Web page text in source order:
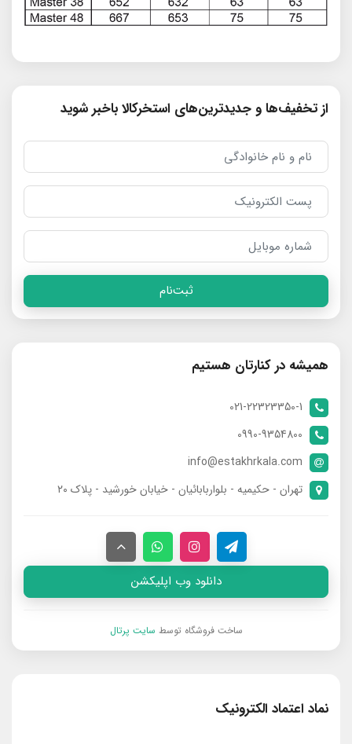
از تخفیف‌ها و جدیدترین‌های استخرکالا باخبر شوید
ثبت‌نام
همیشه در کنارتان هستیم
021-22323350-1
0990-9354800
info@estakhrkala.com
تهران - حکیمیه - بلواربابائیان - خیابان خورشید - پلاک ۲۰
دانلود وب اپلیکشن
ساخت فروشگاه توسط سایت پرتال
نماد اعتماد الکترونیک